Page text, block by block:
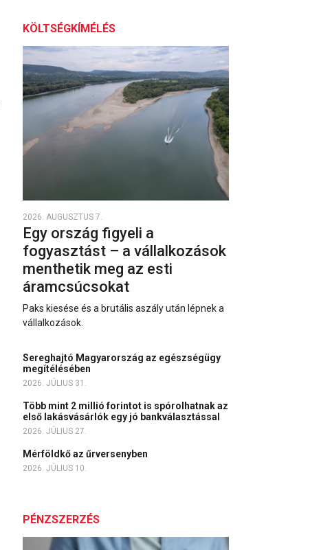
KÖLTSÉGKÍMÉLÉS
2026. AUGUSZTUS 7.
Egy ország figyeli a
fogyasztást – a vállalkozások
menthetik meg az esti
áramcsúcsokat
Paks kiesése és a brutális aszály után lépnek a
vállalkozások.
Sereghajtó Magyarország az egészségügy
megítélésében
2026. JÚLIUS 31.
Több mint 2 millió forintot is spórolhatnak az
első lakásvásárlók egy jó bankválasztással
2026. JÚLIUS 27.
Mérföldkő az űrversenyben
2026. JÚLIUS 10.
PÉNZSZERZÉS